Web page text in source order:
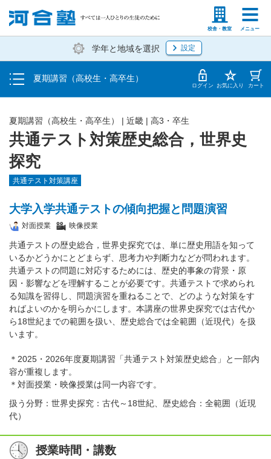
校舎・教室 メニュー
塾生の方 高等学校の先生
学年と地域を選択 設定
夏期講習（高校生・高卒生）
受講料・お申し込み方法
受講開始までの流れ
校舎・教室一覧 ログイン お気に入り カート
共通テスト対策歴史総合，世界史
探究
夏期講習（高校生・高卒生） | 近畿 | 高3・卒生
共通テスト対策講座
大学入学共通テストの傾向把握と問題演習
対面授業 映像授業
共通テストの歴史総合，世界史探究では、単に歴史用語を知って
いるかどうかにとどまらず、思考力や判断力などが問われます。
共通テストの問題に対応するためには、歴史的事象の背景・原
因・影響などを理解することが必要です。共通テストで求められ
る知識を習得し、問題演習を重ねることで、どのような対策をす
ればよいのかを明らかにします。本講座の世界史探究では古代か
ら18世紀までの範囲を扱い、歴史総合では全範囲（近現代）を扱
います。
＊2025・2026年度夏期講習「共通テスト対策歴史総合」と一部内
容が重複します。
＊対面授業・映像授業は同一内容です。
扱う分野：世界史探究：古代～18世紀、歴史総合：全範囲（近現
代）
授業時間・講数